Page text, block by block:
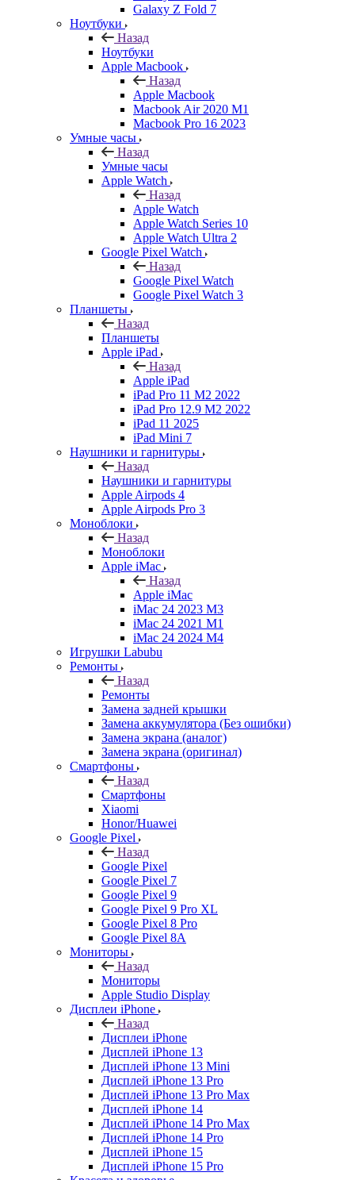
Galaxy Z Fold 7
Ноутбуки
Назад
Ноутбуки
Apple Macbook
Назад
Apple Macbook
Macbook Air 2020 M1
Macbook Pro 16 2023
Умные часы
Назад
Умные часы
Apple Watch
Назад
Apple Watch
Apple Watch Series 10
Apple Watch Ultra 2
Google Pixel Watch
Назад
Google Pixel Watch
Google Pixel Watch 3
Планшеты
Назад
Планшеты
Apple iPad
Назад
Apple iPad
iPad Pro 11 M2 2022
iPad Pro 12.9 M2 2022
iPad 11 2025
iPad Mini 7
Наушники и гарнитуры
Назад
Наушники и гарнитуры
Apple Airpods 4
Apple Airpods Pro 3
Моноблоки
Назад
Моноблоки
Apple iMac
Назад
Apple iMac
iMac 24 2023 M3
iMac 24 2021 M1
iMac 24 2024 M4
Игрушки Labubu
Ремонты
Назад
Ремонты
Замена задней крышки
Замена аккумулятора (Без ошибки)
Замена экрана (аналог)
Замена экрана (оригинал)
Смартфоны
Назад
Смартфоны
Xiaomi
Honor/Huawei
Google Pixel
Назад
Google Pixel
Google Pixel 7
Google Pixel 9
Google Pixel 9 Pro XL
Google Pixel 8 Pro
Google Pixel 8A
Мониторы
Назад
Мониторы
Apple Studio Display
Дисплеи iPhone
Назад
Дисплеи iPhone
Дисплей iPhone 13
Дисплей iPhone 13 Mini
Дисплей iPhone 13 Pro
Дисплей iPhone 13 Pro Max
Дисплей iPhone 14
Дисплей iPhone 14 Pro Max
Дисплей iPhone 14 Pro
Дисплей iPhone 15
Дисплей iPhone 15 Pro